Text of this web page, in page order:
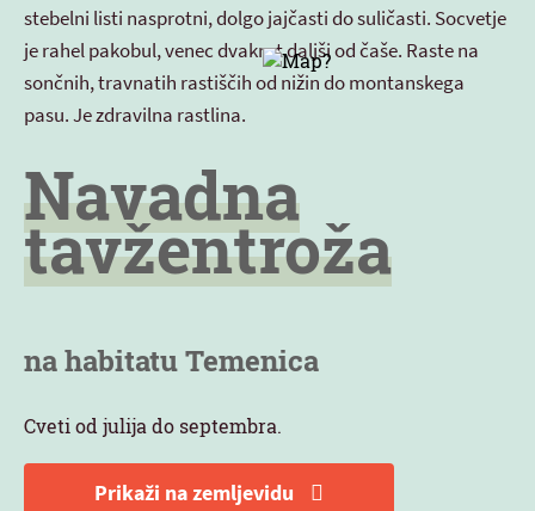
stebelni listi nasprotni, dolgo jajčasti do suličasti. Socvetje
je rahel pakobul, venec dvakrat daljši od čaše. Raste na
sončnih, travnatih rastiščih od nižin do montanskega
pasu. Je zdravilna rastlina.
Navadna
tavžentroža
na habitatu Temenica
Cveti od julija do septembra.
Prikaži na zemljevidu